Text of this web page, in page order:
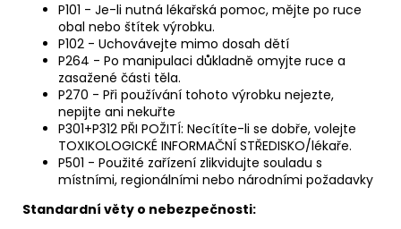
P101 - Je-li nutná lékařská pomoc, mějte po ruce
obal nebo štítek výrobku.
P102 - Uchovávejte mimo dosah dětí
P264 - Po manipulaci důkladně omyjte ruce a
zasažené části těla.
P270 - Při používání tohoto výrobku nejezte,
nepijte ani nekuřte
P301+P312 PŘI POŽITÍ: Necítíte-li se dobře, volejte
TOXIKOLOGICKÉ INFORMAČNÍ STŘEDISKO/lékaře.
P501 - Použité zařízení zlikvidujte souladu s
místními, regionálními nebo národními požadavky
Standardní věty o nebezpečnosti: